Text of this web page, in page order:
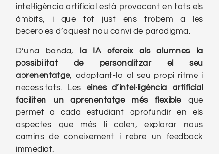
intel·ligència artificial està provocant en tots els
àmbits, i que tot just ens trobem a les
beceroles d’aquest nou canvi de paradigma.
D’una banda,
la IA ofereix als alumnes la
possibilitat de personalitzar el seu
aprenentatge, adaptant-lo al seu propi ritme i
necessitats. Les eines d’intel·ligència artificial
faciliten un aprenentatge més flexibleque
permet a cada estudiant aprofundir en els
aspectes que més li calen, explorar nous
camins de coneixement i rebre un feedback
immediat.